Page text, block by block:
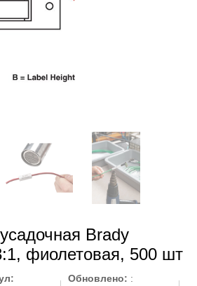
Brady
фиолетовая, 500 шт
Обновлено: :